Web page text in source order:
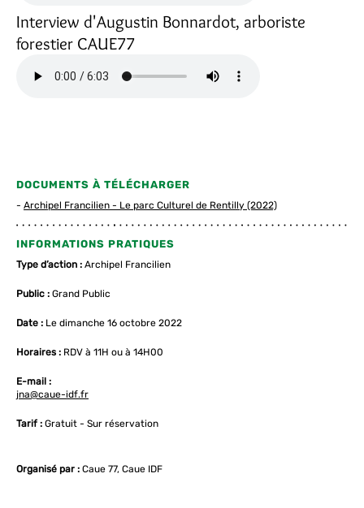
Interview d'Augustin Bonnardot, arboriste
forestier CAUE77
DOCUMENTS À TÉLÉCHARGER
Archipel Francilien - Le parc Culturel de Rentilly (2022)
INFORMATIONS PRATIQUES
Type d’action : Archipel Francilien
Public : Grand Public
Date : Le dimanche 16 octobre 2022
Horaires : RDV à 11H ou à 14H00
E-mail :
jna@caue-idf.fr
Tarif : Gratuit - Sur réservation
Organisé par : Caue 77, Caue IDF